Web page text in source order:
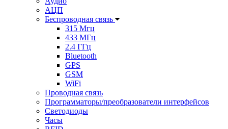
АЦП
Беспроводная связь
315 Мгц
433 МГц
2.4 ГГц
Bluetooth
GPS
GSM
WiFi
Проводная связь
Программаторы/преобразователи интерфейсов
Светодиоды
Часы